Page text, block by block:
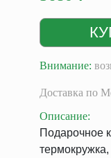
Внимание:
Доставка по
Описание:
Подарочное